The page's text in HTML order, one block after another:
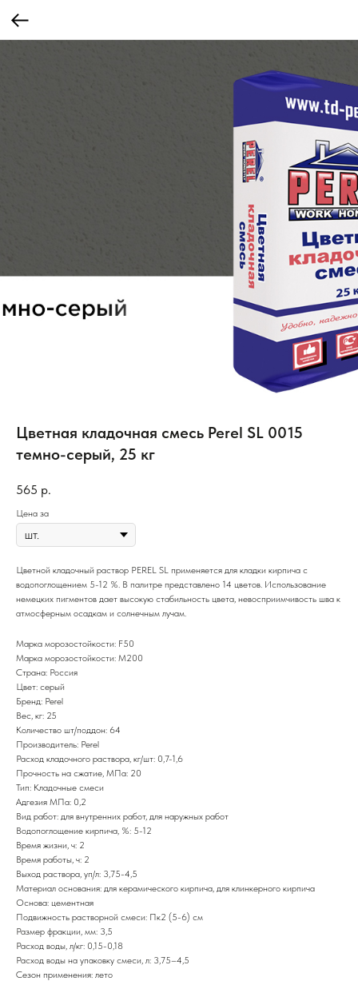
Цветная кладочная смесь Perel SL 0015
темно-серый, 25 кг
565 р.
Цена за
Цветной кладочный раствор PEREL SL применяется для кладки кирпича с
водопоглощением 5-12 %. В палитре представлено 14 цветов. Использование
немецких пигментов дает высокую стабильность цвета, невосприимчивость шва к
атмосферным осадкам и солнечным лучам.
Марка морозостойкости: F50
Марка морозостойкости: М200
Страна: Россия
Цвет: серый
Бренд: Perel
Вес, кг: 25
Количество шт/поддон: 64
Производитель: Perel
Расход кладочного раствора, кг/шт: 0,7-1,6
Прочность на сжатие, МПа: 20
Тип: Кладочные смеси
Адгезия МПа: 0,2
Вид работ: для внутренних работ, для наружных работ
Водопоглощение кирпича, %: 5-12
Время жизни, ч: 2
Время работы, ч: 2
Выход раствора, уп/л: 3,75-4,5
Материал основания: для керамического кирпича, для клинкерного кирпича
Основа: цементная
Подвижность растворной смеси: Пк2 (5-6) см
Размер фракции, мм: 3,5
Расход воды, л/кг: 0,15-0,18
Расход воды на упаковку смеси, л: 3,75–4,5
Сезон применения: лето